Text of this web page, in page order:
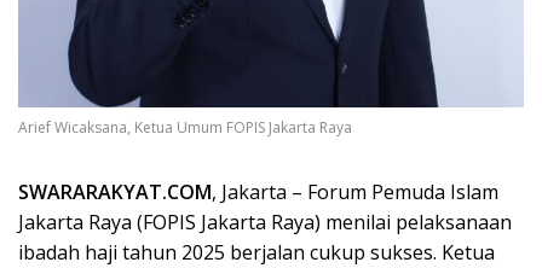
Arief Wicaksana, Ketua Umum FOPIS Jakarta Raya
SWARARAKYAT.COM, Jakarta – Forum Pemuda Islam
Jakarta Raya (FOPIS Jakarta Raya) menilai pelaksanaan
ibadah haji tahun 2025 berjalan cukup sukses. Ketua